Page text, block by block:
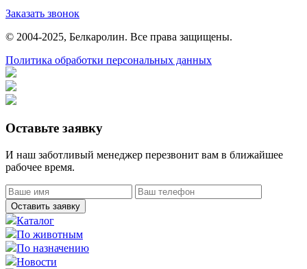
Заказать звонок
© 2004-2025, Белкаролин. Все права защищены.
Политика обработки персональных данных
Оставьте заявку
И наш заботливый менеджер перезвонит вам в ближайшее
рабочее время.
Оставить заявку
Каталог
По животным
По назначению
Новости